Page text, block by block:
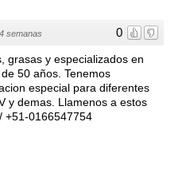
0
semanas
grasas y especializados en
50 años. Tenemos
especial para diferentes
y demas. Llamenos a estos
+51-0166547754